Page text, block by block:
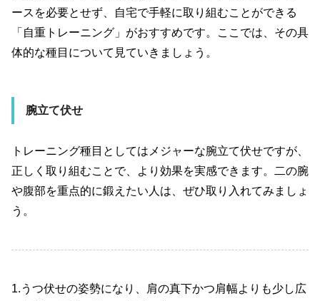
ースを必要とせず、自宅で手軽に取り組むことができる
「自重トレーニング」がおすすめです。ここでは、その具
体的な種目について見ていきましょう。
腕立て伏せ
トレーニング種目としてはメジャーな腕立て伏せですが、
正しく取り組むことで、より効果を実感できます。二の腕
や腹部を重点的に鍛えたい人は、ぜひ取り入れてみましょ
う。
1.うつ伏せの姿勢になり、肩の真下かつ肩幅よりも少し広